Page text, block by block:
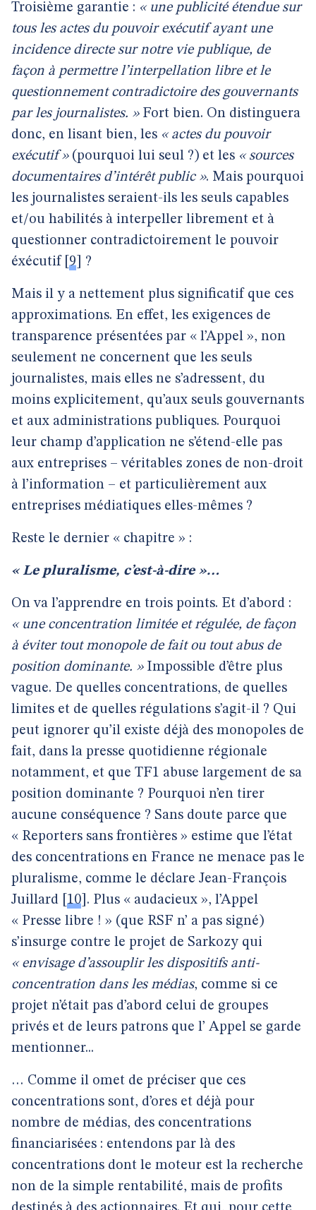
Troisième garantie : « une publicité étendue sur
tous les actes du pouvoir exécutif ayant une
incidence directe sur notre vie publique, de
façon à permettre l’interpellation libre et le
questionnement contradictoire des gouvernants
par les journalistes. »Fort bien. On distinguera
donc, en lisant bien, les « actes du pouvoir
exécutif »(pourquoi lui seul ?) et les « sources
documentaires d’intérêt public ». Mais pourquoi
les journalistes seraient-ils les seuls capables
et/ou habilités à interpeller librement et à
questionner contradictoirement le pouvoir
éxécutif[ 9 ?
Mais il y a nettement plus significatif que ces
approximations. En effet, les exigences de
transparence présentées par « l’Appel », non
seulement ne concernent que les seuls
journalistes, mais elles ne s’adressent, du
moins explicitement, qu’aux seuls gouvernants
et aux administrations publiques. Pourquoi
leur champ d’application ne s’étend-elle pas
aux entreprises – véritables zones de non-droit
à l’information – et particulièrement aux
entreprises médiatiques elles-mêmes ?
Reste le dernier « chapitre » :
« Le pluralisme, c’est-à-dire »…
On va l’apprendre en trois points. Et d’abord :
« une concentration limitée et régulée, de façon
à éviter tout monopole de fait ou tout abus de
position dominante. »Impossible d’être plus
vague. De quelles concentrations, de quelles
limites et de quelles régulations s’agit-il ? Qui
peut ignorer qu’il existe déjà des monopoles de
fait, dans la presse quotidienne régionale
notamment, et que TF1 abuse largement de sa
position dominante ? Pourquoi n’en tirer
aucune conséquence ? Sans doute parce que
« Reporters sans frontières » estime que l’état
des concentrations en France ne menace pas le
pluralisme, comme le déclare Jean-François
Juillard 10 . Plus « audacieux », l’Appel
« Presse libre ! » (que RSF n’ a pas signé)
s’insurge contre le projet de Sarkozy qui
« envisage d’assouplir les dispositifs anti-
concentration dans les médias, comme si ce
projet n’était pas d’abord celui de groupes
privés et de leurs patrons que l’ Appel se garde
mentionner...
… Comme il omet de préciser que ces
concentrations sont, d’ores et déjà pour
nombre de médias, des concentrations
financiarisées : entendons par là des
concentrations dont le moteur est la recherche
non de la simple rentabilité, mais de profits